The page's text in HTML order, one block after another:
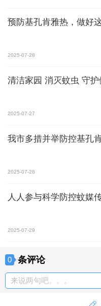
预防基孔肯雅热，做好
2025-07-28
清洁家园 消灭蚊虫 守护
2025-07-27
我市多措并举防控基孔
2025-07-28
人人参与科学防控蚊媒
2025-07-29
0 条评论
来说两句吧。。。